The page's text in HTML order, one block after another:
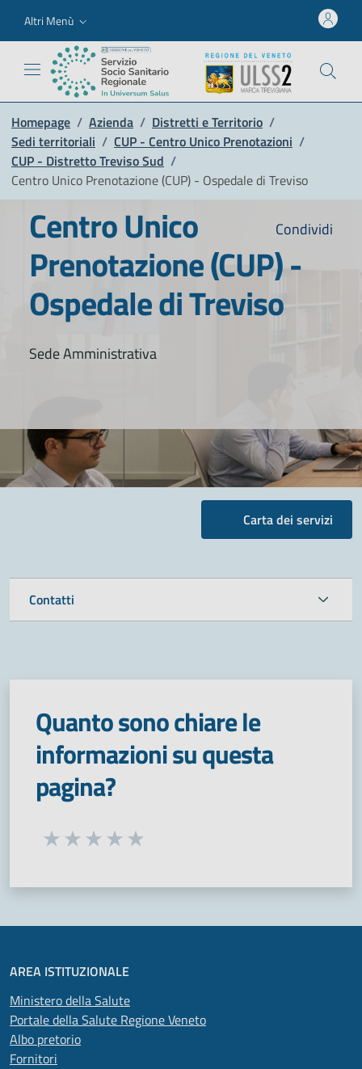
Altri Menù
Homepage / Azienda / Distretti e Territorio /
Sedi territoriali / CUP - Centro Unico Prenotazioni /
CUP - Distretto Treviso Sud /
Centro Unico Prenotazione (CUP) - Ospedale di Treviso
Condividi
Centro Unico
Prenotazione (CUP) -
Ospedale di Treviso
Sede Amministrativa
Carta dei servizi
Contatti
Quanto sono chiare le
informazioni su questa
pagina?
Seleziona una valutazione da 1 a 5 stelle
AREA ISTITUZIONALE
Ministero della Salute
Portale della Salute Regione Veneto
Albo pretorio
Fornitori